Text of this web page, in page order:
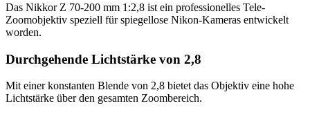
Das Nikkor Z 70-200 mm 1:2,8 ist ein professionelles Tele-
Zoomobjektiv speziell für spiegellose Nikon-Kameras entwickelt
worden.
Durchgehende Lichtstärke von 2,8
Mit einer konstanten Blende von 2,8 bietet das Objektiv eine hohe
Lichtstärke über den gesamten Zoombereich.